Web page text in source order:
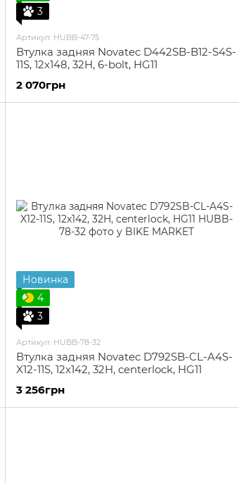
3
Артикул: HUBB-47-75
Втулка задняя Novatec D442SB-B12-S4S-
11S, 12x148, 32H, 6-bolt, HG11
2 070грн
Новинка
4
3
Артикул: HUBB-78-32
Втулка задняя Novatec D792SB-CL-A4S-
X12-11S, 12x142, 32H, centerlock, HG11
3 256грн